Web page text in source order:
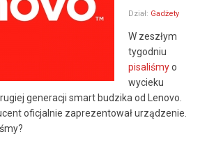
Dział: Gadżety
W zeszłym
tygodniu
pisaliśmyo
wycieku
generacji smart budzika od Lenovo.
oficjalnie zaprezentował urządzenie.